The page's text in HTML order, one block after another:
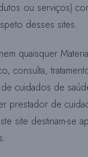
N
O
S
ou serviços)
desses sites.
quaisquer
consulta,
cuidados de
prestador de
site destinam-se